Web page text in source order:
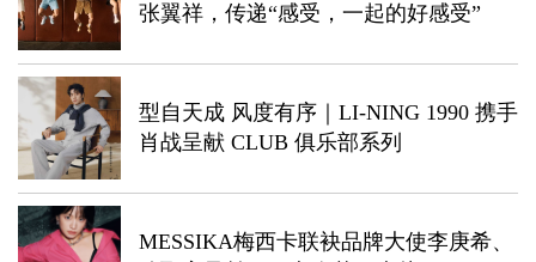
张翼祥，传递“感受，一起的好感受”
型自天成 风度有序｜LI-NING 1990 携手
肖战呈献 CLUB 俱乐部系列
MESSIKA梅西卡联袂品牌大使李庚希、